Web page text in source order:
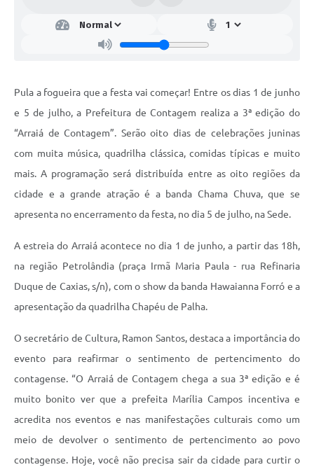
Pula a fogueira que a festa vai começar! Entre os dias 1 de junho
e 5 de julho, a Prefeitura de Contagem realiza a 3ª edição do
“Arraiá de Contagem”. Serão oito dias de celebrações juninas
com muita música, quadrilha clássica, comidas típicas e muito
mais. A programação será distribuída entre as oito regiões da
cidade e a grande atração é a banda Chama Chuva, que se
apresenta no encerramento da festa, no dia 5 de julho, na Sede.
A estreia do Arraiá acontece no dia 1 de junho, a partir das 18h,
na região Petrolândia (praça Irmã Maria Paula - rua Refinaria
Duque de Caxias, s/n), com o show da banda Hawaianna Forró e a
apresentação da quadrilha Chapéu de Palha.
O secretário de Cultura, Ramon Santos, destaca a importância do
evento para reafirmar o sentimento de pertencimento do
contagense. “O Arraiá de Contagem chega a sua 3ª edição e é
muito bonito ver que a prefeita Marília Campos incentiva e
acredita nos eventos e nas manifestações culturais como um
meio de devolver o sentimento de pertencimento ao povo
contagense. Hoje, você não precisa sair da cidade para curtir o